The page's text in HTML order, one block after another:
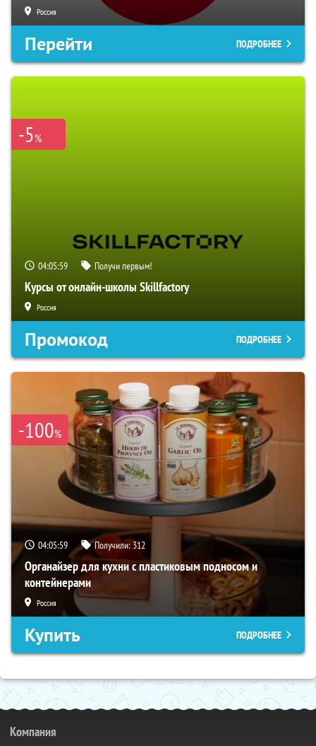
Россия
Перейти ПОДРОБНЕЕ
-5%
04:05:58 Получи первым!
Курсы от онлайн-школы Skillfactory
Россия
Промокод ПОДРОБНЕЕ
-100%
04:05:58 Получили: 312
Органайзер для кухни с пластиковым подносом и
контейнерами
Россия
Купить ПОДРОБНЕЕ
Компания